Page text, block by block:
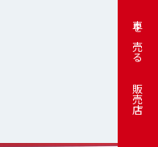
車を売る
販売店